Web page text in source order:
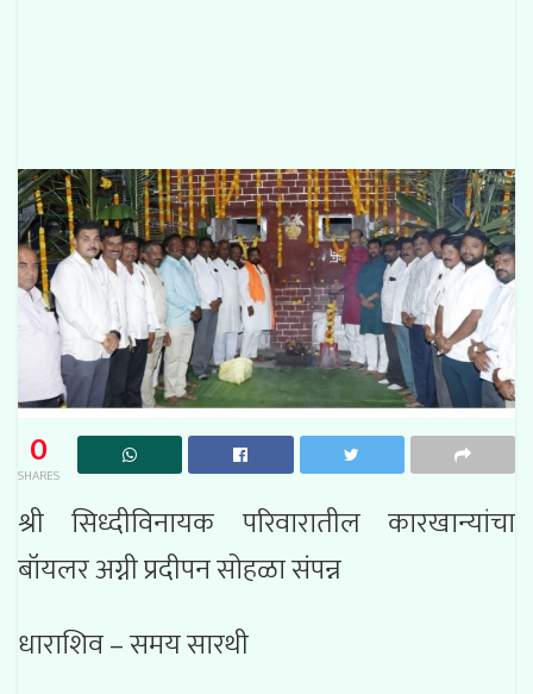
0
SHARES
श्री सिध्दीविनायक परिवारातील कारखान्यांचा
बॉयलर अग्नी प्रदीपन सोहळा संपन्न
धाराशिव – समय सारथी